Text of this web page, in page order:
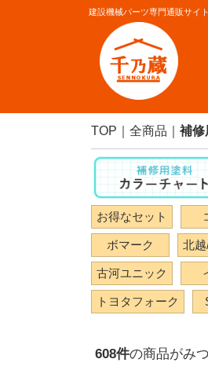
建設機械パーツ専門通販サイ
TOP 全商品 補修
お得なセット
ボマーク 北
古河ユニック
トヨタフォーク
608件の商品がみ